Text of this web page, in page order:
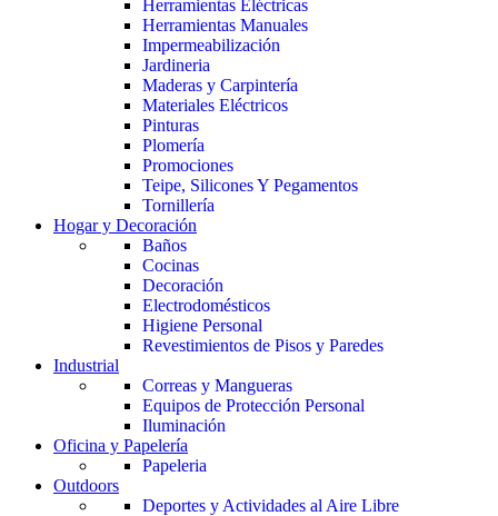
Herramientas Eléctricas
Herramientas Manuales
Impermeabilización
Jardineria
Maderas y Carpintería
Materiales Eléctricos
Pinturas
Plomería
Promociones
Teipe, Silicones Y Pegamentos
Tornillería
Hogar y Decoración
Baños
Cocinas
Decoración
Electrodomésticos
Higiene Personal
Revestimientos de Pisos y Paredes
Industrial
Correas y Mangueras
Equipos de Protección Personal
Iluminación
Oficina y Papelería
Papeleria
Outdoors
Deportes y Actividades al Aire Libre